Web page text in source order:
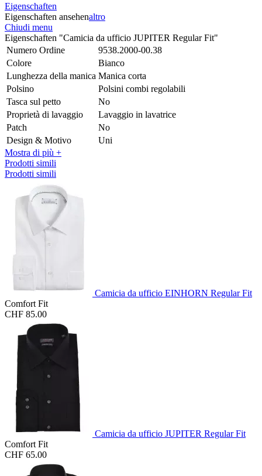
Eigenschaften
Eigenschaften ansehenaltro
Chiudi menu
Eigenschaften "Camicia da ufficio JUPITER Regular Fit"
Numero Ordine
9538.2000-00.38
Colore
Bianco
Lunghezza della manica Manica corta
Polsino
Polsini combi regolabili
Tasca sul petto
No
Proprietà di lavaggio
Lavaggio in lavatrice
Patch
No
Design & Motivo
Uni
Mostra di più +
Prodotti simili
Prodotti simili
Camicia da ufficio EINHORN Regular Fit
Comfort Fit
CHF 85.00
Camicia da ufficio JUPITER Regular Fit
Comfort Fit
CHF 65.00